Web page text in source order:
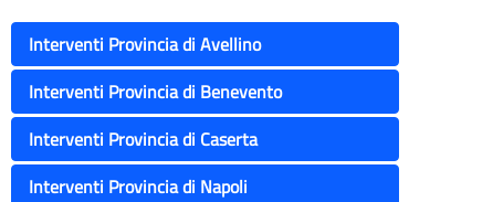
Interventi Provincia di Avellino
Interventi Provincia di Benevento
Interventi Provincia di Caserta
Interventi Provincia di Napoli